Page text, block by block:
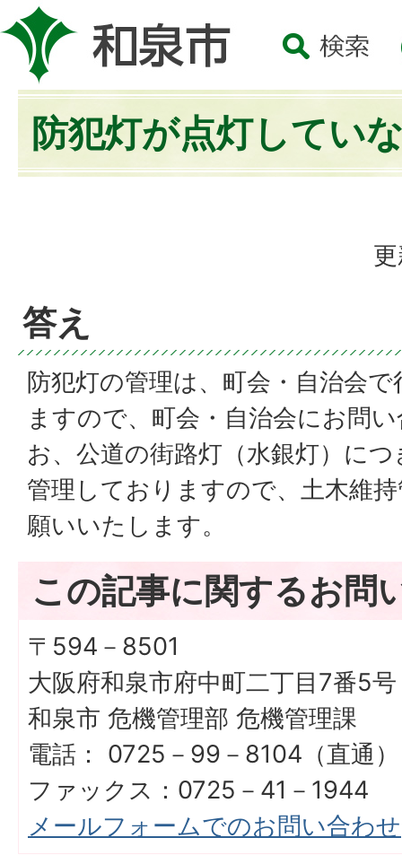
防犯灯が点灯してい
答え
防犯灯の管理は、町会・自治会
ますので、町会・自治会にお問
お、公道の街路灯（水銀灯）に
管理しておりますので、土木維
願いいたします。
この記事に関するお問
〒594－8501
大阪府和泉市府中町二丁目7番5号
和泉市 危機管理部 危機管理課
電話： 0725－99－8104（直通）
ファックス：0725－41－1944
メールフォームでのお問い合わせ